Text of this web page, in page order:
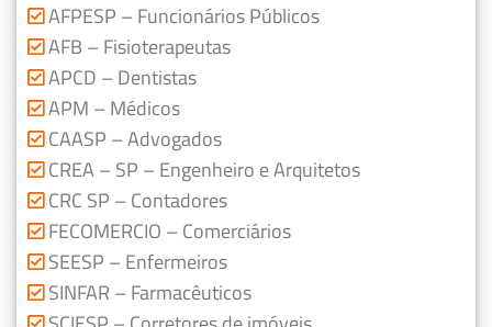
AFPESP – Funcionários Públicos
AFB – Fisioterapeutas
APCD – Dentistas
APM – Médicos
CAASP – Advogados
CREA – SP – Engenheiro e Arquitetos
CRC SP – Contadores
FECOMERCIO – Comerciários
SEESP – Enfermeiros
SINFAR – Farmacêuticos